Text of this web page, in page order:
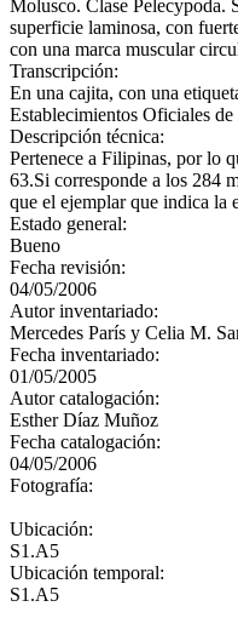
Molusco. Clase Pelecypoda.
superficie laminosa, con
con una marca muscular
Transcripción:
En una cajita, con una
Establecimientos Oficiales
Descripción técnica:
Pertenece a Filipinas, por lo
63.Si corresponde a los 284
que el ejemplar que indica la
Estado general:
Bueno
Fecha revisión:
04/05/2006
Autor inventariado:
Mercedes París y Celia M.
Fecha inventariado:
01/05/2005
Autor catalogación:
Esther Díaz Muñoz
Fecha catalogación:
04/05/2006
Fotografía:
Ubicación:
S1.A5
Ubicación temporal:
S1.A5